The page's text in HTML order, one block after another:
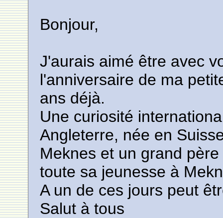
Bonjour,
J'aurais aimé être avec
l'anniversaire de ma
ans déjà.
Une curiosité
Angleterre, née en
Meknes et un grand
toute sa jeunesse à
A un de ces jours peut
Salut à tous